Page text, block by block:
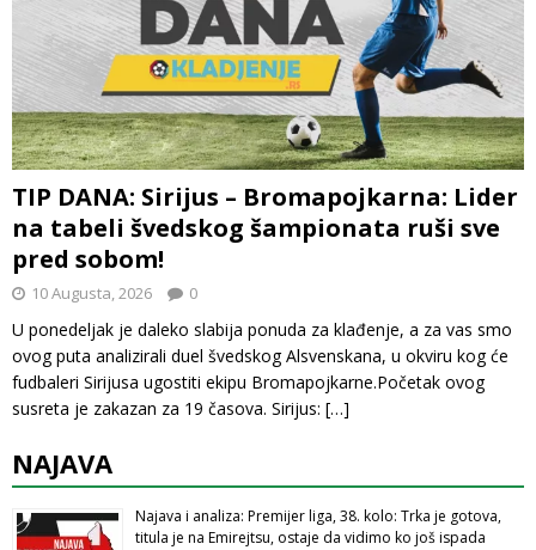
TIP DANA: Sirijus – Bromapojkarna: Lider
na tabeli švedskog šampionata ruši sve
pred sobom!
10 Augusta, 2026 0
U ponedeljak je daleko slabija ponuda za klađenje, a za vas smo
ovog puta analizirali duel švedskog Alsvenskana, u okviru kog će
fudbaleri Sirijusa ugostiti ekipu Bromapojkarne.Početak ovog
susreta je zakazan za 19 časova. Sirijus: […]
NAJAVA
Najava i analiza: Premijer liga, 38. kolo: Trka je gotova,
titula je na Emirejtsu, ostaje da vidimo ko još ispada